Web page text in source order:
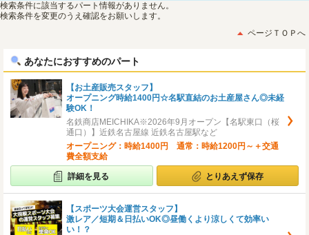
検索条件に該当するパート情報がありません。
検索条件を変更のうえ確認をお願いします。
ページＴＯＰへ
あなたにおすすめのパート
【お土産販売スタッフ】
オープニング時給1400円☆名駅直結のお土産屋さん◎未経
験OK！
名鉄商店MEICHIKA※2026年9月オープン【名駅東口（桜
通口）】近鉄名古屋線 近鉄名古屋駅など
オープニング：時給1400円 通常：時給1200円～＋交通
費全額支給
詳細を見る とりあえず保存
【スポーツ大会運営スタッフ】
激レア／短期＆日払いOK◎昼働くより涼しくて効率い
い！？